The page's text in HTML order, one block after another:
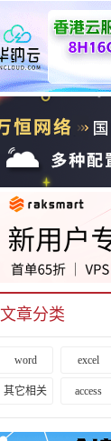
文章分类
word excel
其它相关 access